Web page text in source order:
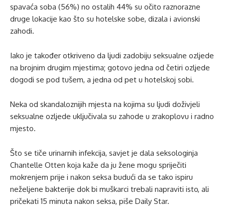
spavaća soba (56%) no ostalih 44% su očito raznorazne
druge lokacije kao što su hotelske sobe, dizala i avionski
zahodi.
Iako je također otkriveno da ljudi zadobiju seksualne ozljede
na brojnim drugim mjestima; gotovo jedna od četiri ozljede
dogodi se pod tušem, a jedna od pet u hotelskoj sobi.
Neka od skandaloznijih mjesta na kojima su ljudi doživjeli
seksualne ozljede uključivala su zahode u zrakoplovu i radno
mjesto.
Što se tiče urinarnih infekcija, savjet je dala seksologinja
Chantelle Otten koja kaže da ju žene mogu spriječiti
mokrenjem prije i nakon seksa budući da se tako ispiru
neželjene bakterije dok bi muškarci trebali napraviti isto, ali
pričekati 15 minuta nakon seksa, piše Daily Star.